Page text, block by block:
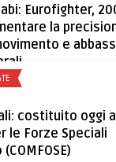
Eurofighter,
la
e
pubblici oggi, 22
del valore di
costituito oggi
le Forze Speciali